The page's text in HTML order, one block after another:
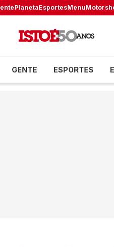
PlanetaEsportesMenu
GENTE ESPORTES